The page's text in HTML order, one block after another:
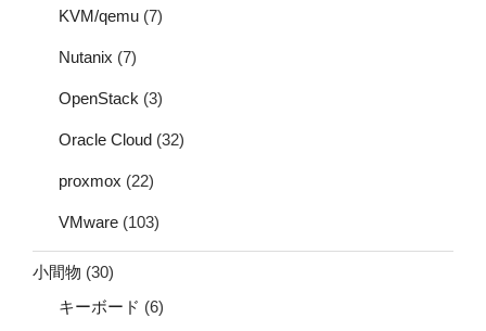
KVM/qemu (7)
Nutanix (7)
OpenStack (3)
Oracle Cloud (32)
proxmox (22)
VMware (103)
小間物 (30)
キーボード (6)